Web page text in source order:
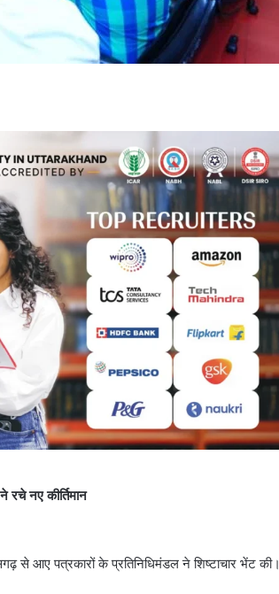
रचे नए कीर्तिमान
से आए पत्रकारों के प्रतिनिधिमंडल ने शिष्टाचार भेंट की।